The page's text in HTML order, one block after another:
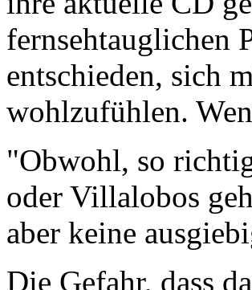
fernsehtauglichen
entschieden, sich
wohlzufühlen.
"Obwohl, so
oder Villalobos
aber keine
Die Gefahr, dass